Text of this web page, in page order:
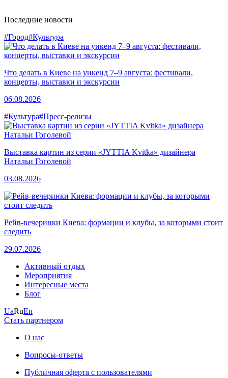
Последние новости
#Город#Культура
Что делать в Киеве на уикенд 7–9 августа: фестивали,
концерты, выставки и экскурсии
06.08.2026
#Культура#Пресс-релизы
Выставка картин из серии «JYTTIA Kvitka» дизайнера
Натальи Гоголевой
03.08.2026
Рейв-вечеринки Киева: формации и клубы, за которыми стоит
следить
29.07.2026
Активный отдых
Мероприятия
Интересные места
Блог
UaRuEn
Стать партнером
О нас
Вопросы-ответы
Публичная оферта с пользователями